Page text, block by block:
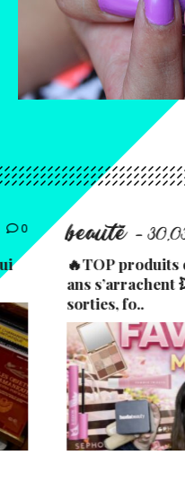
0 beauté -
🔥TOP produits
ans s’arrachent
sorties, fo..